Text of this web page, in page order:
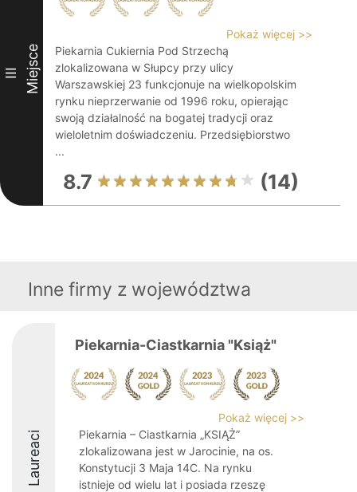
III Miejsce
Pokaż więcej >>
Piekarnia Cukiernia Pod Strzechą
zlokalizowana w Słupcy przy ulicy
Warszawskiej 23 funkcjonuje na wielkopolskim
rynku nieprzerwanie od 1996 roku, opierając
swoją działalność na bogatej tradycji oraz
wieloletnim doświadczeniu. Przedsiębiorstwo
...
8.7 (14)
Inne firmy z województwa
Laureaci
Piekarnia-Ciastkarnia "Książ"
Pokaż więcej >>
Piekarnia – Ciastkarnia „KSIĄŻ”
zlokalizowana jest w Jarocinie, na os.
Konstytucji 3 Maja 14C. Na rynku
istnieje od wielu lat i posiada rzeszę